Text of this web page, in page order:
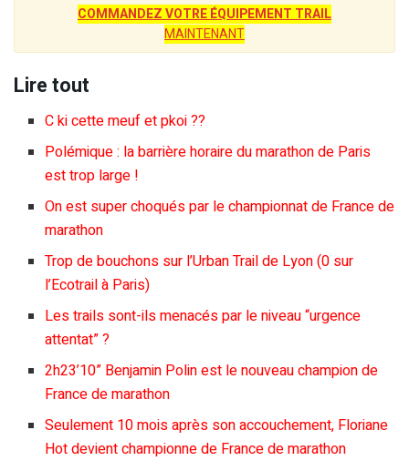
COMMANDEZ VOTRE ÉQUIPEMENT TRAIL
MAINTENANT
Lire tout
C ki cette meuf et pkoi ??
Polémique : la barrière horaire du marathon de Paris
est trop large !
On est super choqués par le championnat de France de
marathon
Trop de bouchons sur l’Urban Trail de Lyon (0 sur
l’Ecotrail à Paris)
Les trails sont-ils menacés par le niveau “urgence
attentat” ?
2h23’10” Benjamin Polin est le nouveau champion de
France de marathon
Seulement 10 mois après son accouchement, Floriane
Hot devient championne de France de marathon